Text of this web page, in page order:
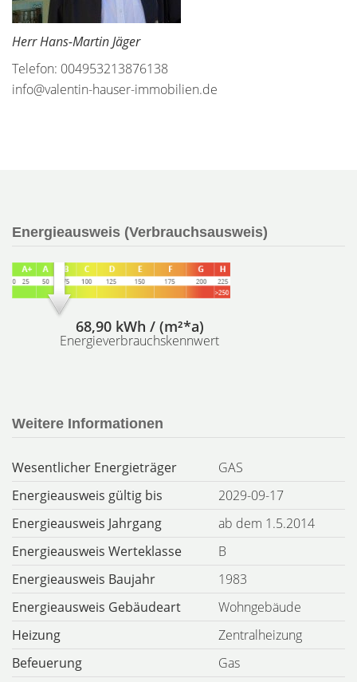
Herr Hans-Martin Jäger
Telefon: 004953213876138
info@valentin-hauser-immobilien.de
Energieausweis (Verbrauchsausweis)
68,90 kWh / (m²*a)
Energieverbrauchskennwert
Weitere Informationen
Wesentlicher Energieträger
GAS
Energieausweis gültig bis
2029-09-17
Energieausweis Jahrgang
ab dem 1.5.2014
Energieausweis Werteklasse
B
Energieausweis Baujahr
1983
Energieausweis Gebäudeart
Wohngebäude
Heizung
Zentralheizung
Befeuerung
Gas